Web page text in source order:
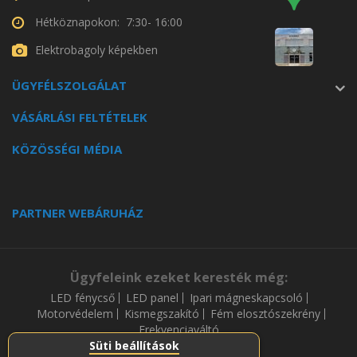
Süti beállítások
Hétköznapokon: 7:30- 16:00
Elektrobagoly képekben
ÜGYFÉLSZOLGÁLAT
VÁSÁRLÁSI FELTÉTELEK
KÖZÖSSÉGI MÉDIA
PARTNER WEBÁRUHÁZ
Ügyfeleink ezeket keresték még:
LED fénycső LED panel
Ipari mágneskapcsoló
Motorvédelem
Kismegszakító
Fém elosztószekrény
Frekvenciaváltó